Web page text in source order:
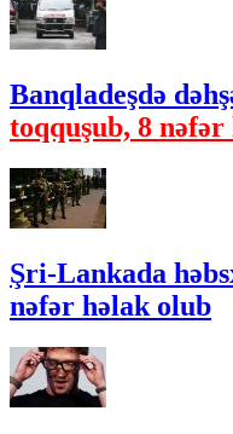
Banqladeşdə
toqquşub, 8
Şri-Lankada
nəfər həlak olub